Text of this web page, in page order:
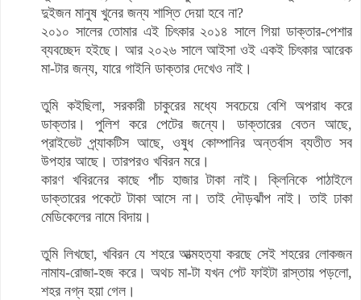
দুইজন মানুষ খুনের জন্য শাস্তি দেয়া হবে না?
২০১০ সালের তোমার এই চিৎকার ২০১৪ সালে গিয়া ডাক্তার-পেশার
ব্যবচ্ছেদ হইছে। আর ২০২৬ সালে আইসা ওই একই চিৎকার আরেক
মা-টার জন্য, যারে গাইনি ডাক্তার দেখেও নাই।
তুমি কইছিলা, সরকারী চাকুরের মধ্যে সবচেয়ে বেশি অপরাধ করে
ডাক্তার। পুলিশ করে পেটের জন্যে। ডাক্তারের বেতন আছে,
প্রাইভেট প্র্যাকটিস আছে, ওষুধ কোম্পানির অন্তর্বাস ব্যতীত সব
উপহার আছে। তারপরও খবিরন মরে।
কারণ খবিরনের কাছে পাঁচ হাজার টাকা নাই। ক্লিনিকে পাঠাইলে
ডাক্তারের পকেটে টাকা আসে না। তাই দৌড়ঝাঁপ নাই। তাই ঢাকা
মেডিকেলের নামে বিদায়।
তুমি লিখছো, খবিরন যে শহরে আত্মহত্যা করছে সেই শহরের লোকজন
নামায-রোজা-হজ করে। অথচ মা-টা যখন পেট ফাইটা রাস্তায় পড়লো,
শহর নগ্ন হয়া গেল।